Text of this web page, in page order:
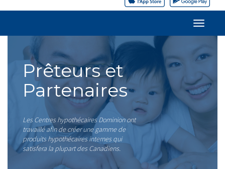
Prêteurs et
Partenaires
Les Centres hypothécaires Dominion ont
travaillé afin de créer une gamme de
produits hypothécaires internes qui
satisfera la plupart des Canadiens.